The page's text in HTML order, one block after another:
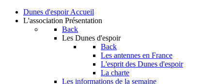
Dunes d'espoir Accueil
L'association Présentation
Back
Les Dunes d'espoir
Back
Les antennes en France
L'esprit des Dunes d'espoir
La charte
Les informations de la semaine